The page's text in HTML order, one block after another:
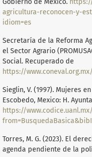
agricultura-reconocen-y-
idiom=es
Secretaría de la Reforma
el Sector Agrario
Social. Recuperado de
https://www.coneval.org.mx/rw/
Sieglin, V. (1997). Mujeres
Escobedo, Mexico: H.
https://
Torres, M. G. (2023). El
agenda pendiente de la